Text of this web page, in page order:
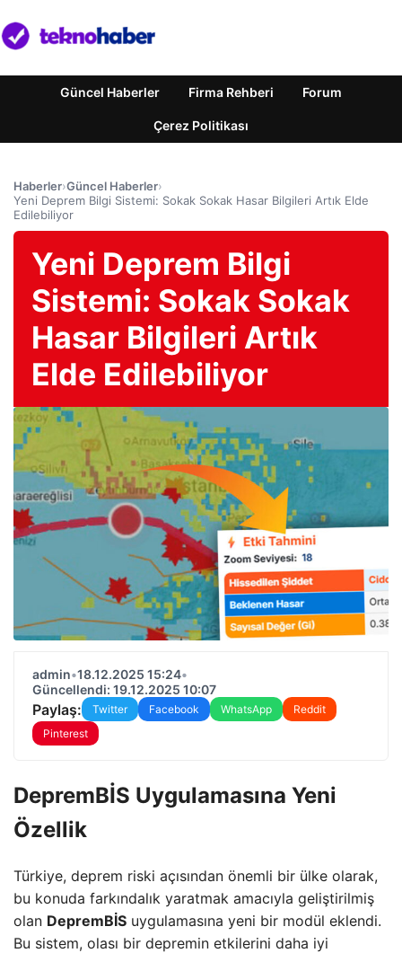
Güncel Haberler Firma Rehberi Forum
Çerez Politikası
Haberler›Güncel Haberler›
Yeni Deprem Bilgi Sistemi: Sokak Sokak Hasar Bilgileri Artık Elde
Edilebiliyor
Yeni Deprem Bilgi
Sistemi: Sokak Sokak
Hasar Bilgileri Artık
Elde Edilebiliyor
admin•18.12.2025 15:24•
Güncellendi: 19.12.2025 10:07
Paylaş: Twitter Facebook WhatsApp
Reddit
Pinterest
DepremBİS Uygulamasına Yeni
Özellik
Türkiye, deprem riski açısından önemli bir ülke olarak,
bu konuda farkındalık yaratmak amacıyla geliştirilmiş
olan DepremBİS uygulamasına yeni bir modül eklendi.
Bu sistem, olası bir depremin etkilerini daha iyi